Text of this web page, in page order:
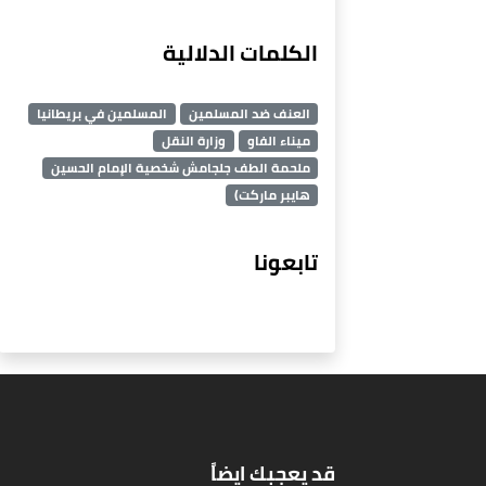
الكلمات الدلالية
العنف ضد المسلمين
المسلمين في بريطانيا
ميناء الفاو
وزارة النقل
ملحمة الطف جلجامش شخصية الإمام الحسين
هايبر ماركت)
تابعونا
قد يعجبك ايضاً